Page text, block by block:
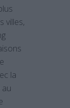
villes,
la
au